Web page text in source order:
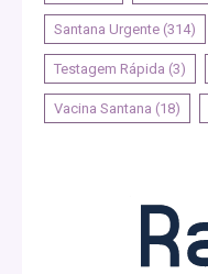
Santana Urgente (314)
Testagem Rápida (3)
Vacina Santana (18)